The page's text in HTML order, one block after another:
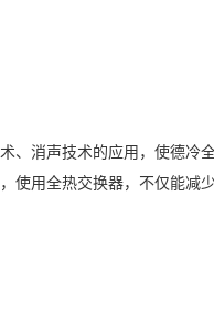
、消声技术的应用，使德
使用全热交换器，不仅能